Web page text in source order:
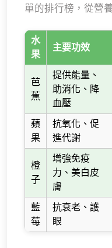
單的排行榜，從營
水
果
主要功效
芭
蕉
提供能量、
助消化、降
血壓
蘋
果
抗氧化、促
進代謝
橙
子
增強免疫
力、美白皮
膚
藍
莓
抗衰老、護
眼